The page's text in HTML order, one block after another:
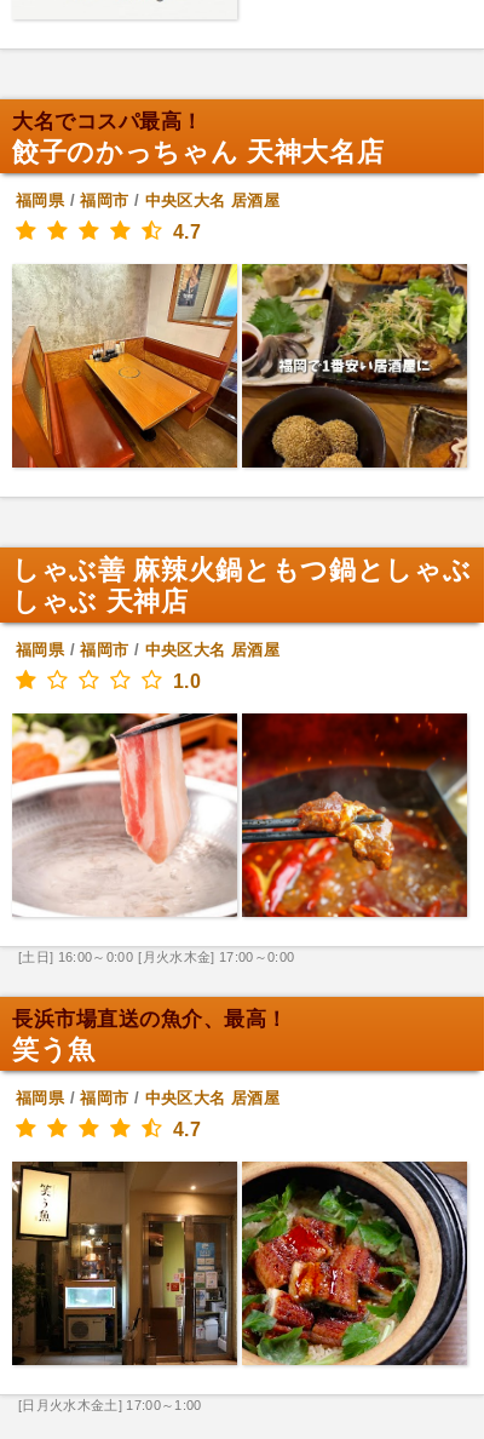
大名でコスパ最高！
餃子のかっちゃん 天神大名店
福岡県/福岡市 / 中央区大名 居酒屋
4.7
しゃぶ善 麻辣火鍋ともつ鍋としゃぶ
しゃぶ 天神店
福岡県/福岡市 / 中央区大名 居酒屋
1.0
[土日] 16:00～0:00 [月火水木金] 17:00～0:00
長浜市場直送の魚介、最高！
笑う魚
福岡県/福岡市 / 中央区大名 居酒屋
4.7
[日月火水木金土] 17:00～1:00